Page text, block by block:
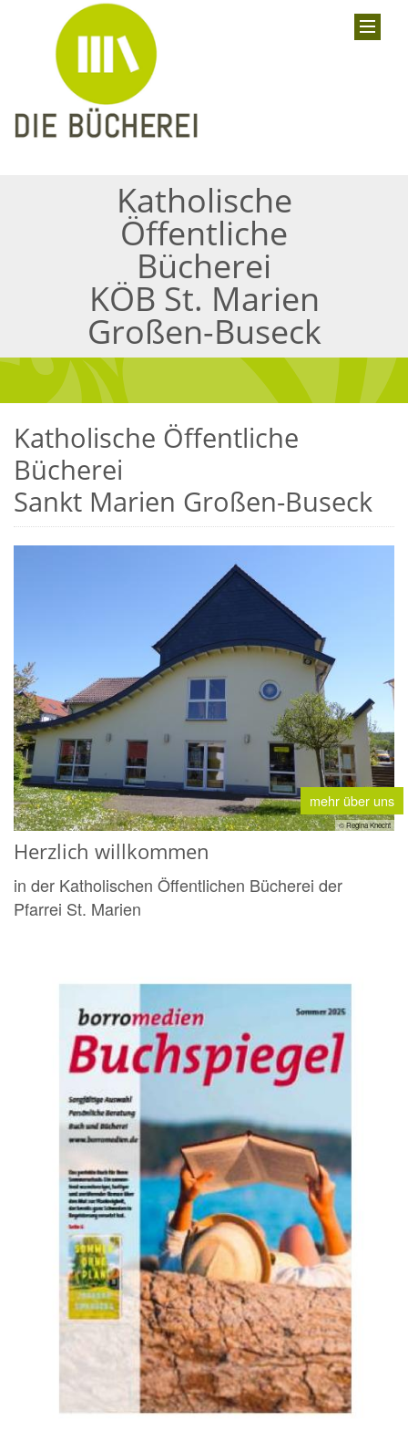
Katholische
Öffentliche
Bücherei
KÖB St. Marien
Großen-Buseck
Katholische Öffentliche
Bücherei
Sankt Marien Großen-Buseck
mehr über uns
© Regina Knecht
Herzlich willkommen
in der Katholischen Öffentlichen Bücherei der
Pfarrei St. Marien